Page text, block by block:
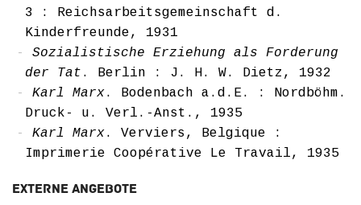
3 : Reichsarbeitsgemeinschaft d.
Kinderfreunde, 1931
Sozialistische Erziehung als Forderung
der Tat . Berlin : J. H. W. Dietz, 1932
Karl Marx. Bodenbach a.d.E. : Nordböhm.
Druck- u. Verl.-Anst., 1935
Karl Marx. Verviers, Belgique :
Imprimerie Coopérative Le Travail, 1935
Externe Angebote